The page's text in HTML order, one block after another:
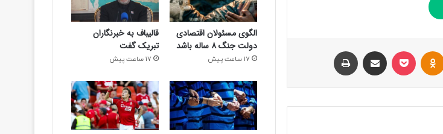
الگوی مسئولان اقتصادی
دولت جنگ ۸ ساله باشد
17 ساعت پیش
قالیباف به خبرنگاران
تبریک گفت
17 ساعت پیش